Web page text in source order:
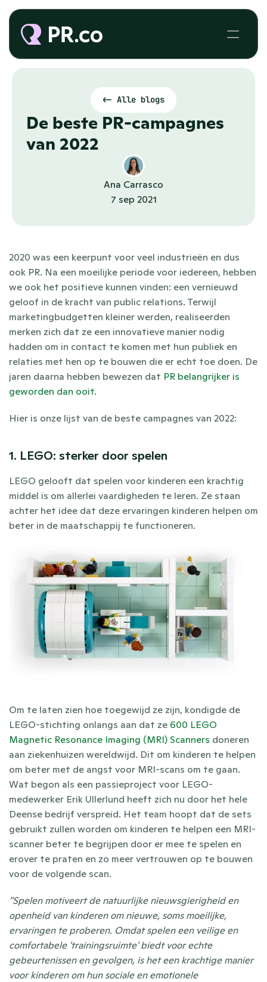
<- Alle blogs
De beste PR-campagnes
van 2022
Ana Carrasco
7 sep 2021
2020 was een keerpunt voor veel industrieën en dus
ook PR. Na een moeilijke periode voor iedereen, hebben
we ook het positieve kunnen vinden: een vernieuwd
geloof in de kracht van public relations. Terwijl
marketingbudgetten kleiner werden, realiseerden
merken zich dat ze een innovatieve manier nodig
hadden om in contact te komen met hun publiek en
relaties met hen op te bouwen die er echt toe doen. De
jaren daarna hebben bewezen dat PR belangrijker is
geworden dan ooit.
Hier is onze lijst van de beste campagnes van 2022:
1. LEGO: sterker door spelen
LEGO gelooft dat spelen voor kinderen een krachtig
middel is om allerlei vaardigheden te leren. Ze staan
achter het idee dat deze ervaringen kinderen helpen om
beter in de maatschappij te functioneren.
Om te laten zien hoe toegewijd ze zijn, kondigde de
LEGO-stichting onlangs aan dat ze 600 LEGO
Magnetic Resonance Imaging (MRI) Scanners doneren
aan ziekenhuizen wereldwijd. Dit om kinderen te helpen
om beter met de angst voor MRI-scans om te gaan.
Wat begon als een passieproject voor LEGO-
medewerker Erik Ullerlund heeft zich nu door het hele
Deense bedrijf verspreid. Het team hoopt dat de sets
gebruikt zullen worden om kinderen te helpen een MRI-
scanner beter te begrijpen door er mee te spelen en
erover te praten en zo meer vertrouwen op te bouwen
voor de volgende scan.
"Spelen motiveert de natuurlijke nieuwsgierigheid en
openheid van kinderen om nieuwe, soms moeilijke,
ervaringen te proberen. Omdat spelen een veilige en
comfortabele 'trainingsruimte' biedt voor echte
gebeurtenissen en gevolgen, is het een krachtige manier
voor kinderen om hun sociale en emotionele